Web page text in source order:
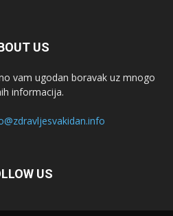
US
vam ugodan boravak uz mnogo
informacija.
US